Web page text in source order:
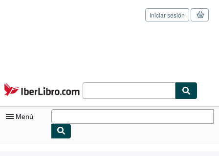
Pasar al contenido principal
IberLibro.com
Iniciar sesión
Menú